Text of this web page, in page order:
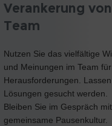
Verankerung
Team
Nutzen Sie das vielfältige
und Meinungen im Team
Herausforderungen.
Lösungen gesucht werden.
Bleiben Sie im Gespräch
gemeinsame Pausenkultur.